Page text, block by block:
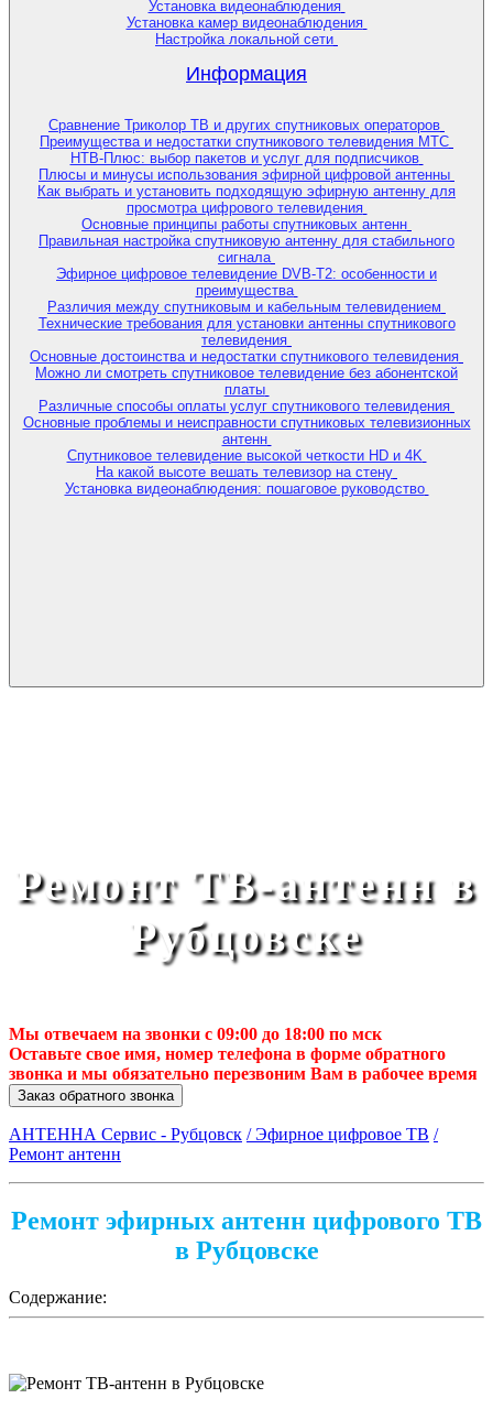
Установка видеонаблюдения
Установка камер видеонаблюдения
Настройка локальной сети
Информация
Сравнение Триколор ТВ и других спутниковых операторов
Преимущества и недостатки спутникового телевидения МТС
НТВ-Плюс: выбор пакетов и услуг для подписчиков
Плюсы и минусы использования эфирной цифровой антенны
Как выбрать и установить подходящую эфирную антенну для
просмотра цифрового телевидения
Основные принципы работы спутниковых антенн
Правильная настройка спутниковую антенну для стабильного
сигнала
Эфирное цифровое телевидение DVB-T2: особенности и
преимущества
Различия между спутниковым и кабельным телевидением
Технические требования для установки антенны спутникового
телевидения
Основные достоинства и недостатки спутникового телевидения
Можно ли смотреть спутниковое телевидение без абонентской
платы
Различные способы оплаты услуг спутникового телевидения
Основные проблемы и неисправности спутниковых телевизионных
антенн
Спутниковое телевидение высокой четкости HD и 4K
На какой высоте вешать телевизор на стену
Установка видеонаблюдения: пошаговое руководство
Ремонт ТВ-антенн в
Рубцовске
Мы отвечаем на звонки с 09:00 до 18:00 по мск
Оставьте свое имя, номер телефона в форме обратного
звонка и мы обязательно перезвоним Вам в рабочее время
Заказ обратного звонка
АНТЕННА Сервис - Рубцовск / Эфирное цифровое ТВ /
Ремонт антенн
Ремонт эфирных антенн цифрового ТВ
в Рубцовске
Содержание: